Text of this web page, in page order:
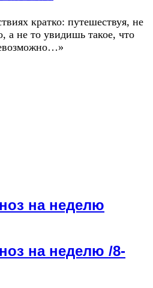
кратко: путешествуя, не
а не то увидишь такое, что
на неделю
на неделю /8-